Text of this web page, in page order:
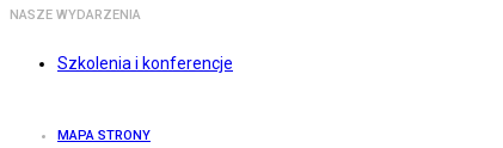
NASZE WYDARZENIA
Szkolenia i konferencje
MAPA STRONY